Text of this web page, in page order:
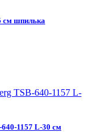
см шпилька
1157 L-30 см